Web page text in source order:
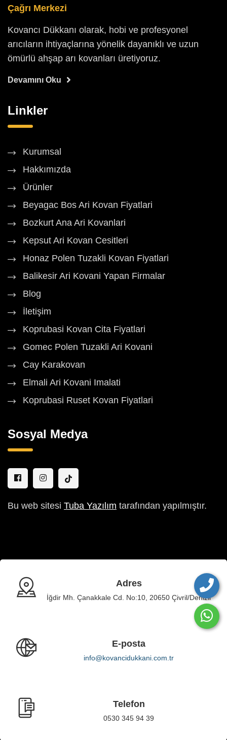
Çağrı Merkezi
Kovancı Dükkanı olarak, hobi ve profesyonel
arıcıların ihtiyaçlarına yönelik dayanıklı ve uzun
ömürlü ahşap arı kovanları üretiyoruz.
Devamını Oku
Linkler
Kurumsal
Hakkımızda
Ürünler
Beyagac Bos Ari Kovan Fiyatlari
Bozkurt Ana Ari Kovanlari
Kepsut Ari Kovan Cesitleri
Honaz Polen Tuzakli Kovan Fiyatlari
Balikesir Ari Kovani Yapan Firmalar
Blog
İletişim
Koprubasi Kovan Cita Fiyatlari
Gomec Polen Tuzakli Ari Kovani
Cay Karakovan
Elmali Ari Kovani Imalati
Koprubasi Ruset Kovan Fiyatlari
Sosyal Medya
Bu web sitesi Tuba Yazılım tarafından yapılmıştır.
Adres
İğdir Mh. Çanakkale Cd. No:10, 20650 Çivril/Denizli
E-posta
info@kovancidukkani.com.tr
Telefon
0530 345 94 39